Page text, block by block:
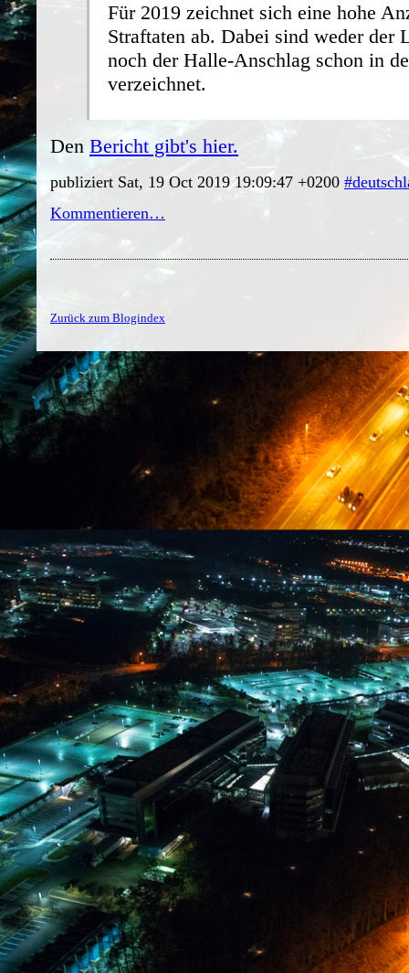
Für 2019 zeichnet sich eine hohe
Straftaten ab. Dabei sind weder der
noch der Halle-Anschlag schon in
verzeichnet.
Den Bericht gibt's hier.
publiziert Sat, 19 Oct 2019 19:09:47 +0200
Kommentieren…
Zurück zum Blogindex